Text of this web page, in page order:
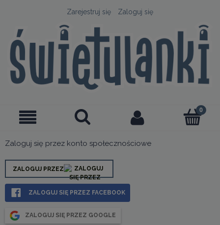
Zarejestruj się Zaloguj się
Zaloguj się przez konto społecznościowe
ZALOGUJ PRZEZ
ZALOGUJ SIĘ PRZEZ FACEBOOK
ZALOGUJ SIĘ PRZEZ GOOGLE